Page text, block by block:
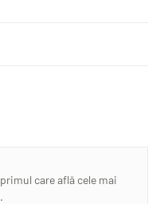
care află cele mai